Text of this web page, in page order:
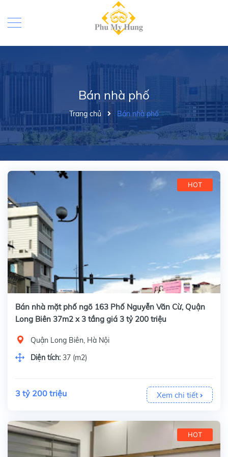
Bán nhà phố
Trang chủ Bán nhà phố
HOT
Bán nhà mặt phố ngõ 163 Phố Nguyễn Văn Cừ, Quận
Long Biên 37m2 x 3 tầng giá 3 tỷ 200 triệu
Quận Long Biên, Hà Nội
Diện tích: 37 (m2)
3 tỷ 200 triệu Xem chi tiết
HOT